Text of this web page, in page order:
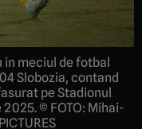
meciul de fotbal
Slobozia, contand
pe Stadionul
© FOTO: Mihai-